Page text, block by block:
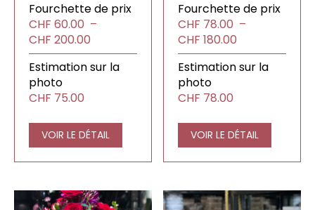
Fourchette de prix
CHF 60.00 –
CHF 200.00
de
prix :
Estimation sur la
photo
CHF 75.00
VOIR LE DÉTAIL
Fourchette de prix
CHF 78.00 –
CHF 180.00
de
prix :
Estimation sur la
photo
CHF 78.00
VOIR LE DÉTAIL